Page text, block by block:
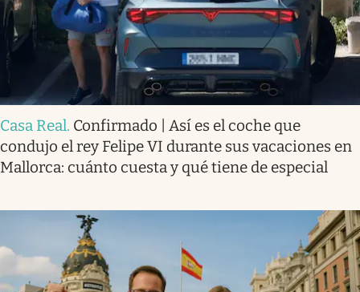
Casa Real. Confirmado | Así es el coche que
condujo el rey Felipe VI durante sus vacaciones en
Mallorca: cuánto cuesta y qué tiene de especial